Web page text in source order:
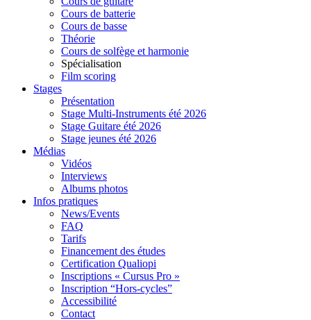
Cours de batterie
Cours de basse
Théorie
Cours de solfège et harmonie
Spécialisation
Film scoring
Stages
Présentation
Stage Multi-Instruments été 2026
Stage Guitare été 2026
Stage jeunes été 2026
Médias
Vidéos
Interviews
Albums photos
Infos pratiques
News/Events
FAQ
Tarifs
Financement des études
Certification Qualiopi
Inscriptions « Cursus Pro »
Inscription “Hors-cycles”
Accessibilité
Contact